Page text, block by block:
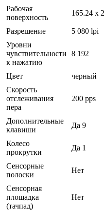
Рабочая
поверхность
165.24 x
Разрешение
5 080 lpi
Уровни
чувствительности
к нажатию
8 192
Цвет
черный
Скорость
отслеживания
пера
200 pps
Дополнительные
клавиши
Да 9
Колесо
прокрутки
Да 1
Сенсорные
полоски
Нет
Сенсорная
площадка
(тачпад)
Нет